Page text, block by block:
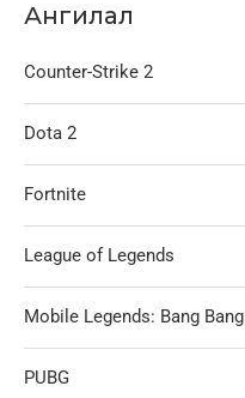
Ангилал
Counter-Strike 2
Dota 2
Fortnite
League of Legends
Mobile Legends: Bang Bang
PUBG